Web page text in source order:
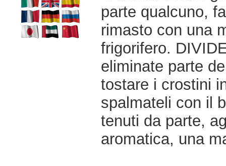
parte qualcuno,
rimasto con una
frigorifero.
eliminate parte
tostare i crostini
spalmateli con il
tenuti da parte,
aromatica, una